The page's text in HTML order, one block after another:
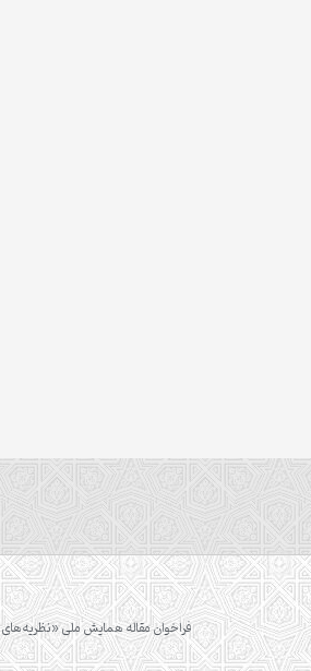
فراخوان مقاله همایش ملی «نظریه‌های